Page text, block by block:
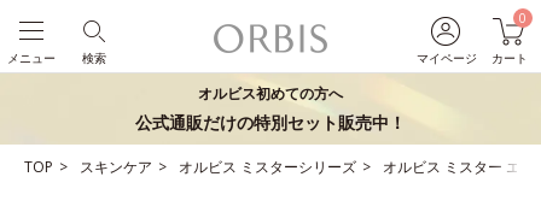
マイページ
0
カート
検索
メニュー
オルビス初めての方へ
公式通販だけの特別セット販売中！
TOP スキンケア オルビス ミスターシリーズ オルビス ミスター エ